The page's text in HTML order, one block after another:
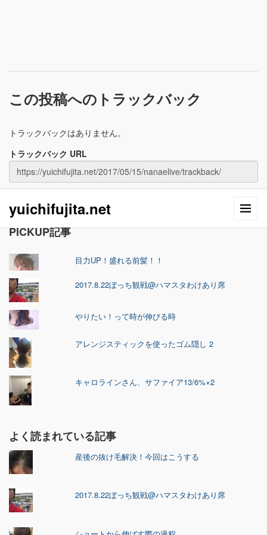
この投稿へのトラックバック
トラックバックはありません。
トラックバック URL
yuichifujita.net
PICKUP記事
目力UP！盛れる前髪！！
2017.8.22ぼっち観戦@ハマスタわけあり席
やりたい！って時が伸びる時
アレンジスティックを使ったゴム隠し 2
キャロラインさん、サファイア13/6%×2
よく読まれている記事
産後の抜け毛解決！今回はこうする
2017.8.22ぼっち観戦@ハマスタわけあり席